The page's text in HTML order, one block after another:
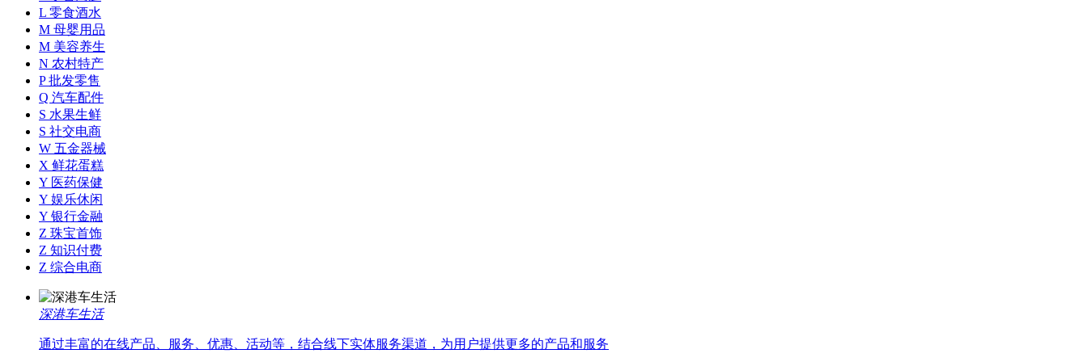
L 零食酒水
M 母婴用品
M 美容养生
N 农村特产
P 批发零售
Q 汽车配件
S 水果生鲜
S 社交电商
W 五金器械
X 鲜花蛋糕
Y 医药保健
Y 娱乐休闲
Y 银行金融
Z 珠宝首饰
Z 知识付费
Z 综合电商
深港车生活
通过丰富的在线产品、服务、优惠、活动等，结合线下实体服务渠道，为用户提供更多的产品和服务